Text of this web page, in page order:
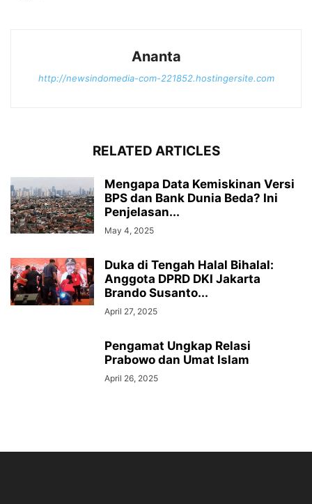
Ananta
http://newsindomedia-com-221852.hostingersite.com
RELATED ARTICLES
Mengapa Data Kemiskinan Versi
BPS dan Bank Dunia Beda? Ini
Penjelasan...
May 4, 2025
Duka di Tengah Halal Bihalal:
Anggota DPRD DKI Jakarta
Brando Susanto...
April 27, 2025
Pengamat Ungkap Relasi
Prabowo dan Umat Islam
April 26, 2025